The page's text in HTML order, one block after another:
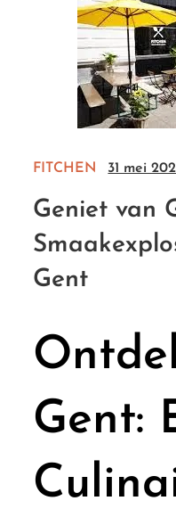
FITCHEN 31 mei
Geniet van
Gent
Gent: